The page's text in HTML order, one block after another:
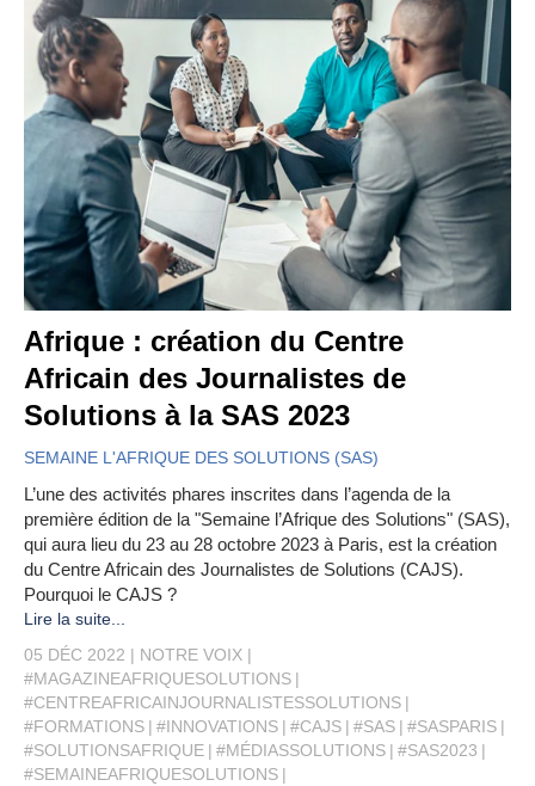
Afrique : création du Centre
Africain des Journalistes de
Solutions à la SAS 2023
SEMAINE L'AFRIQUE DES SOLUTIONS (SAS)
L’une des activités phares inscrites dans l’agenda de la
première édition de la "Semaine l’Afrique des Solutions" (SAS),
qui aura lieu du 23 au 28 octobre 2023 à Paris, est la création
du Centre Africain des Journalistes de Solutions (CAJS).
Pourquoi le CAJS ?
Lire la suite...
05 DÉC 2022
NOTRE VOIX
#MAGAZINEAFRIQUESOLUTIONS
#CENTREAFRICAINJOURNALISTESSOLUTIONS
#FORMATIONS
#INNOVATIONS #CAJS #SAS
#SASPARIS
#SOLUTIONSAFRIQUE
#MÉDIASSOLUTIONS
#SAS2023
#SEMAINEAFRIQUESOLUTIONS